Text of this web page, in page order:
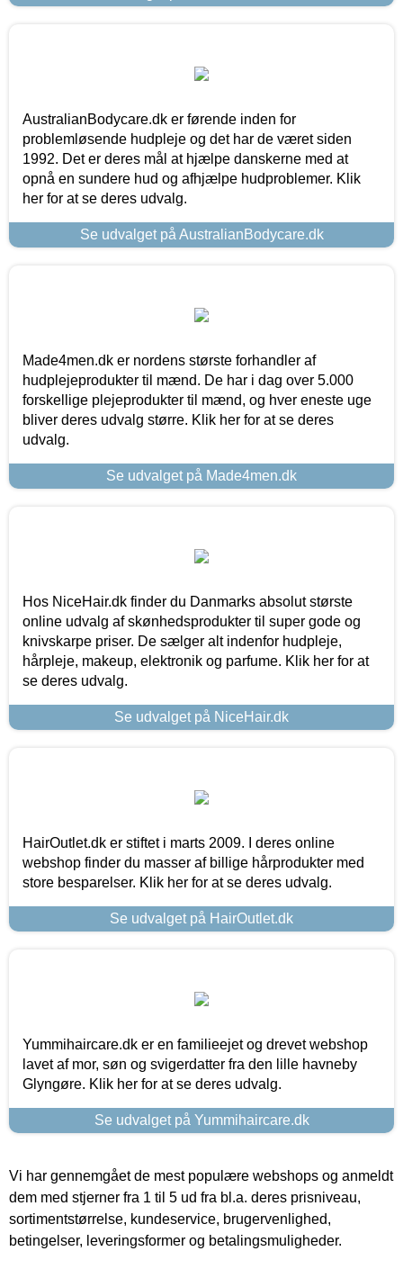
AustralianBodycare.dk er førende inden for
problemløsende hudpleje og det har de været siden
1992. Det er deres mål at hjælpe danskerne med at
opnå en sundere hud og afhjælpe hudproblemer. Klik
her for at se deres udvalg.
Se udvalget på AustralianBodycare.dk
Made4men.dk er nordens største forhandler af
hudplejeprodukter til mænd. De har i dag over 5.000
forskellige plejeprodukter til mænd, og hver eneste uge
bliver deres udvalg større. Klik her for at se deres
udvalg.
Se udvalget på Made4men.dk
Hos NiceHair.dk finder du Danmarks absolut største
online udvalg af skønhedsprodukter til super gode og
knivskarpe priser. De sælger alt indenfor hudpleje,
hårpleje, makeup, elektronik og parfume. Klik her for at
se deres udvalg.
Se udvalget på NiceHair.dk
HairOutlet.dk er stiftet i marts 2009. I deres online
webshop finder du masser af billige hårprodukter med
store besparelser. Klik her for at se deres udvalg.
Se udvalget på HairOutlet.dk
Yummihaircare.dk er en familieejet og drevet webshop
lavet af mor, søn og svigerdatter fra den lille havneby
Glyngøre. Klik her for at se deres udvalg.
Se udvalget på Yummihaircare.dk
Vi har gennemgået de mest populære webshops og anmeldt
dem med stjerner fra 1 til 5 ud fra bl.a. deres prisniveau,
sortimentstørrelse, kundeservice, brugervenlighed,
betingelser, leveringsformer og betalingsmuligheder.